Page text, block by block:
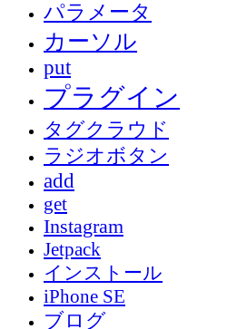
パラメータ
カーソル
put
プラグイン
タグクラウド
ラジオボタン
add
get
Instagram
Jetpack
インストール
iPhone SE
ブログ